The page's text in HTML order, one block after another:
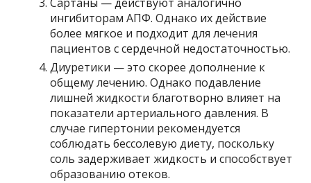
ингибиторам АПФ. Однако их действие
более мягкое и подходит для лечения
пациентов с сердечной недостаточностью.
Диуретики — это скорее дополнение к
общему лечению. Однако подавление
лишней жидкости благотворно влияет на
показатели артериального давления. В
случае гипертонии рекомендуется
соблюдать бессолевую диету, поскольку
соль задерживает жидкость и способствует
образованию отеков.